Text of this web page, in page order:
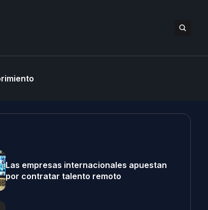
Las empresas internacionales apuestan
por contratar talento remoto